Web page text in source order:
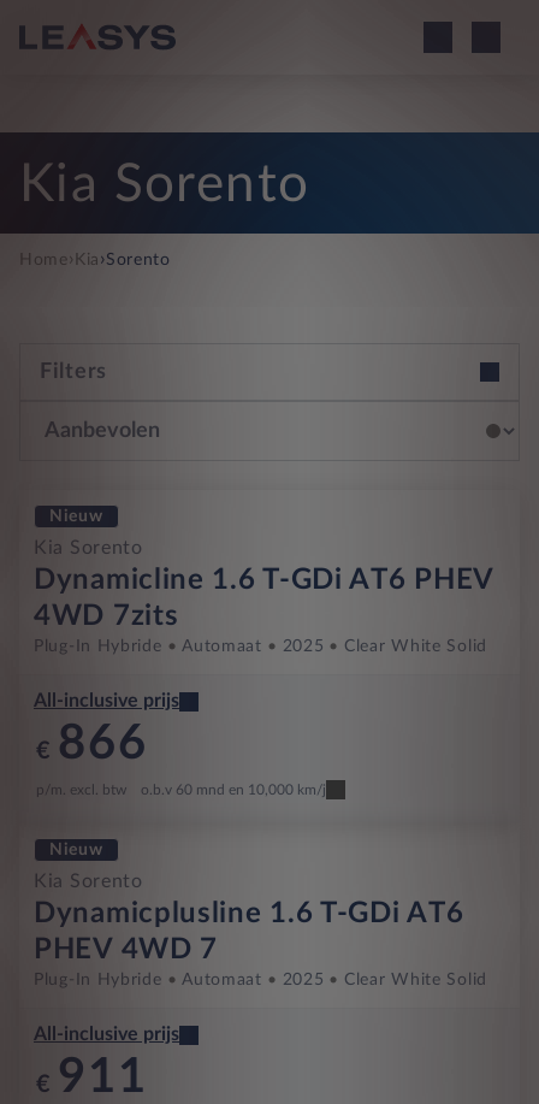
Kia Sorento
Home› Kia ›Sorento
Filters
Nieuw
Kia Sorento
Dynamicline 1.6 T-GDi AT6 PHEV
4WD 7zits
Plug-In Hybride Automaat 2025 Clear White Solid
All-inclusive prijs
€ 866
p/m. excl. btw o.b.v 60 mnd en 10,000 km/j
Nieuw
Kia Sorento
Dynamicplusline 1.6 T-GDi AT6
PHEV 4WD 7
Plug-In Hybride Automaat 2025 Clear White Solid
All-inclusive prijs
€ 911